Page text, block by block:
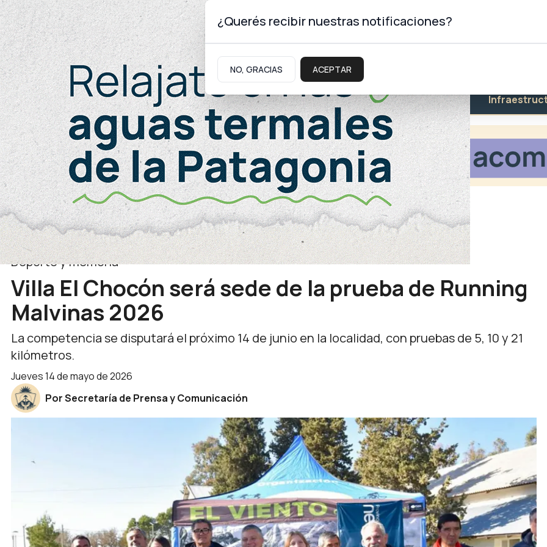
Viernes 7 deAgosto de 2026
Neuquinidad Gabinete Turismo Educación Salud
Juventud
Deporte y memoria
Villa El Chocón será sede de la prueba de Running
Malvinas 2026
La competencia se disputará el próximo 14 de junio en la localidad, con pruebas de 5, 10 y 21
kilómetros.
jueves 14 de mayo de 2026
Por Secretaría de Prensa y Comunicación
¿Querés recibir nuestras notificaciones?
NO, GRACIAS ACEPTAR